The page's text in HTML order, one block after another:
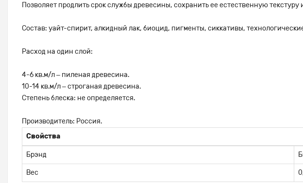
Позволяет продлить срок службы древесины, сохранить ее естественную
Состав: уайт-спирит, алкидный лак, биоцид, пигменты, сиккативы,
Расход на один слой:
4-6 кв.м/л – пиленая древесина.
10-14 кв.м/л – строганая древесина.
Степень блеска: не определяется.
Производитель: Россия.
Свойства
Брэнд
Вес